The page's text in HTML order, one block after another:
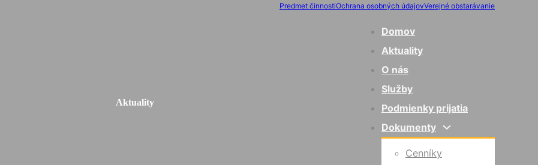
Predmet činnostiOchrana osobných údajovVerejné obstarávanie
Domov
Aktuality
O nás
Služby
Podmienky prijatia
Dokumenty
Cenníky
Aktuality